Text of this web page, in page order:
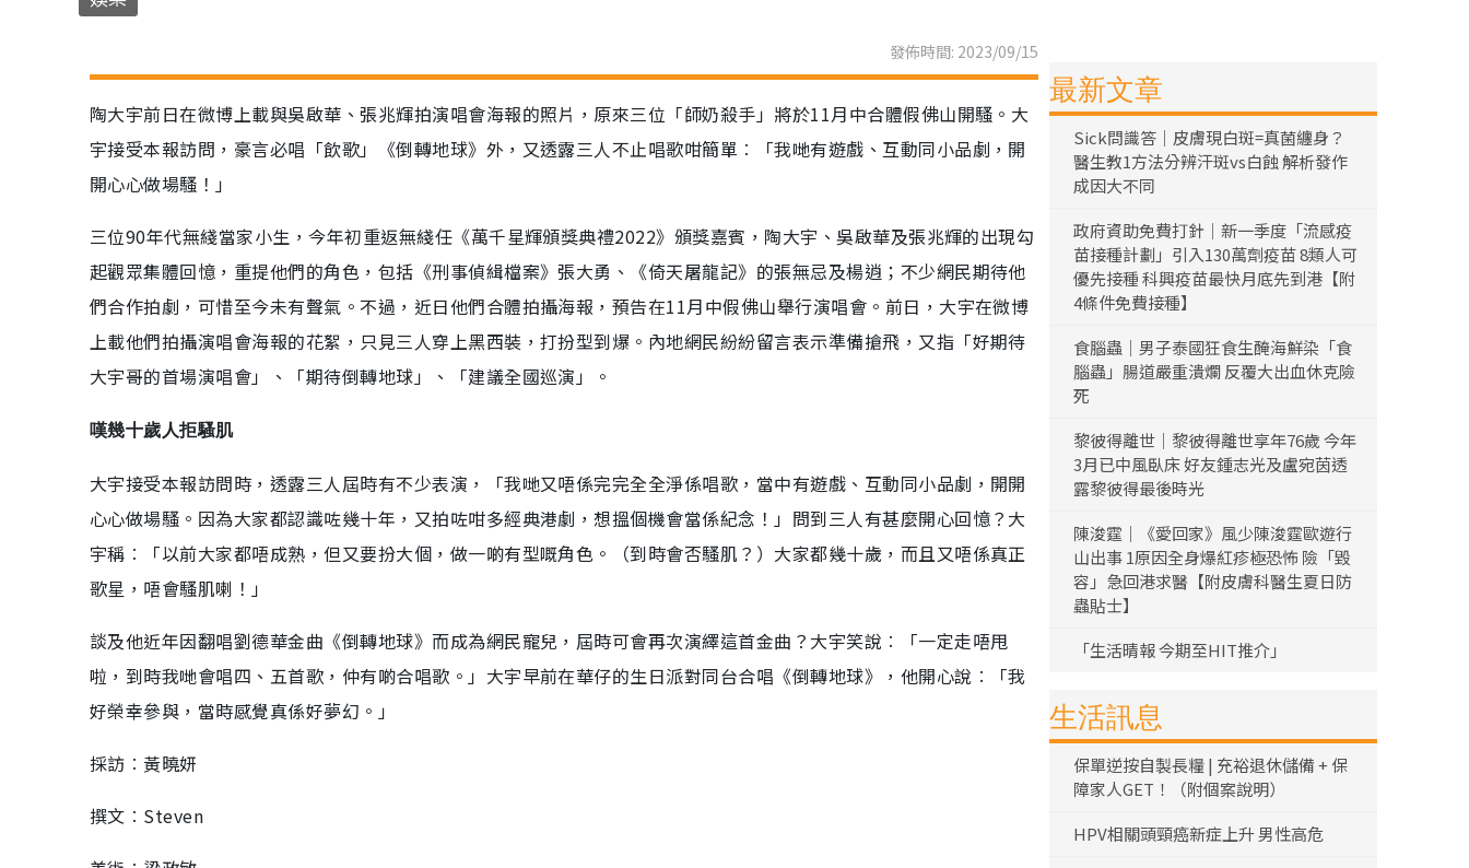
發佈時間: 2023/09/15
陶大宇前日在微博上載與吳啟華、張兆輝拍演唱會海報的照片，原來三位「師奶殺手」將於11月中合體假佛山開騷。大
宇接受本報訪問，豪言必唱「飲歌」《倒轉地球》外，又透露三人不止唱歌咁簡單︰「我哋有遊戲、互動同小品劇，開
開心心做場騷！」
三位90年代無綫當家小生，今年初重返無綫任《萬千星輝頒獎典禮2022》頒獎嘉賓，陶大宇、吳啟華及張兆輝的出現勾
起觀眾集體回憶，重提他們的角色，包括《刑事偵緝檔案》張大勇、《倚天屠龍記》的張無忌及楊逍；不少網民期待他
們合作拍劇，可惜至今未有聲氣。不過，近日他們合體拍攝海報，預告在11月中假佛山舉行演唱會。前日，大宇在微博
上載他們拍攝演唱會海報的花絮，只見三人穿上黑西裝，打扮型到爆。內地網民紛紛留言表示準備搶飛，又指「好期待
大宇哥的首場演唱會」、「期待倒轉地球」、「建議全國巡演」。
嘆幾十歲人拒騷肌
大宇接受本報訪問時，透露三人屆時有不少表演，「我哋又唔係完完全全淨係唱歌，當中有遊戲、互動同小品劇，開開
心心做場騷。因為大家都認識咗幾十年，又拍咗咁多經典港劇，想搵個機會當係紀念！」問到三人有甚麼開心回憶？大
宇稱︰「以前大家都唔成熟，但又要扮大個，做一啲有型嘅角色。（到時會否騷肌？）大家都幾十歲，而且又唔係真正
歌星，唔會騷肌喇！」
談及他近年因翻唱劉德華金曲《倒轉地球》而成為網民寵兒，屆時可會再次演繹這首金曲？大宇笑說︰「一定走唔甩
啦，到時我哋會唱四、五首歌，仲有啲合唱歌。」大宇早前在華仔的生日派對同台合唱《倒轉地球》，他開心說︰「我
好榮幸參與，當時感覺真係好夢幻。」
採訪︰黃曉妍
撰文︰Steven
最新文章
Sick問識答｜皮膚現白斑=真菌纏身？
醫生教1方法分辨汗斑vs白蝕 解析發作
成因大不同
政府資助免費打針｜新一季度「流感疫
苗接種計劃」引入130萬劑疫苗 8類人可
優先接種 科興疫苗最快月底先到港【附
4條件免費接種】
食腦蟲｜男子泰國狂食生醃海鮮染「食
腦蟲」腸道嚴重潰爛 反覆大出血休克險
死
黎彼得離世｜黎彼得離世享年76歲 今年
3月已中風臥床 好友鍾志光及盧宛茵透
露黎彼得最後時光
陳浚霆｜《愛回家》風少陳浚霆歐遊行
山出事 1原因全身爆紅疹極恐怖 險「毀
容」急回港求醫【附皮膚科醫生夏日防
蟲貼士】
「生活晴報 今期至HIT推介」
生活訊息
保單逆按自製長糧 | 充裕退休儲備 + 保
障家人GET！（附個案說明）
HPV相關頭頸癌新症上升 男性高危